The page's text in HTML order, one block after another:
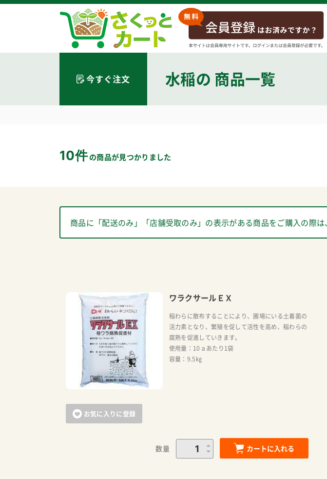
今すぐ注文 水稲の 商品一覧
10件の商品が見つかりました
商品に「配送のみ」「店舗受取のみ」の表示がある商品をご購入の際
お気に入りに登録
ワラクサールＥＸ
稲わらに散布することにより、圃場にいる土着菌の
活力素となり、繁殖を促して活性を高め、稲わらの
腐熟を促進していきます。
使用量：10ａあたり1袋
容量：9.5㎏
数量 カートに入れる